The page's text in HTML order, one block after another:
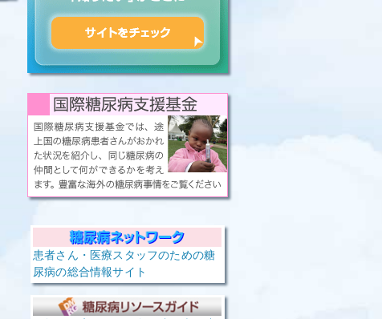
患者さん・医療スタッフのための糖
尿病の総合情報サイト